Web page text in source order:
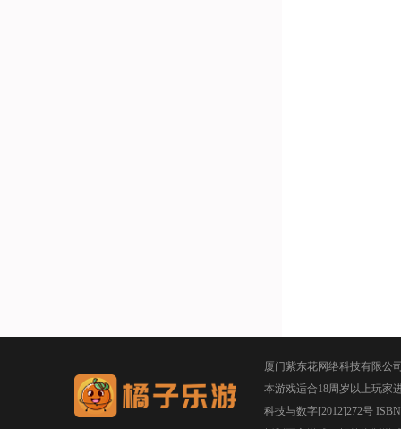
厦门紫东花网络科技有限公
本游戏适合18周岁以上玩家
科技与数字[2012]272号